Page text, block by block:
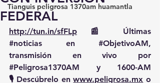
Tianguis peligrosa 1370am huamantla
FEDERAL
http://tun.in/sfFLp
#noticias en #ObjetivoAM,
#Peligrosa1370AM y 1600-AM
🎙️ Descúbrelo en www.peligrosa.mx o